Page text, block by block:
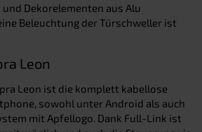
Dekorelementen aus Alu
Beleuchtung der Türschweller ist
Leon
Leon ist die komplett kabellose
sowohl unter Android als auch
mit Apfellogo. Dank Full-Link ist